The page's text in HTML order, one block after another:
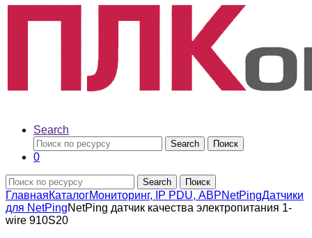
Search
Search Поиск
0
Search Поиск
ГлавнаяКаталогМониторинг, IP PDU, АВРNetPingДатчики
для NetPingNetPing датчик качества электропитания 1-
wire 910S20